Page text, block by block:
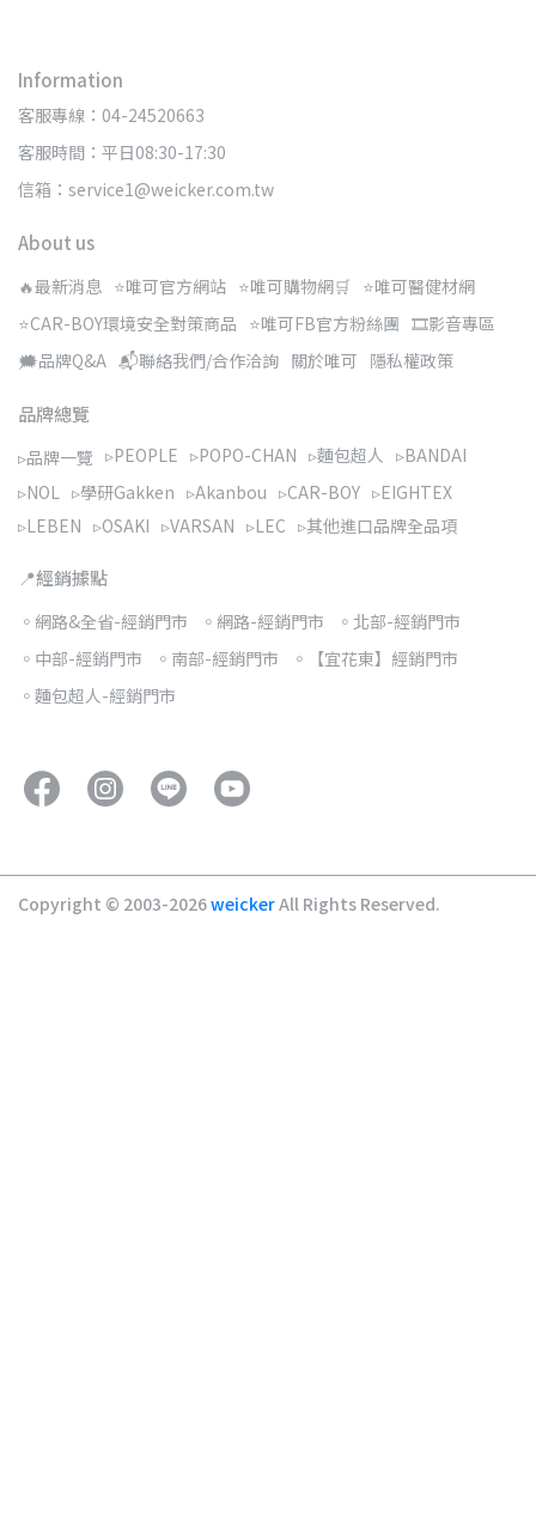
Information
客服專線：04-24520663
客服時間：平日08:30-17:30
信箱：service1@weicker.com.tw
About us
🔥最新消息 ⭐唯可官方網站 ⭐唯可購物網🛒 ⭐唯可醫健材網
⭐CAR-BOY環境安全對策商品 ⭐唯可FB官方粉絲團 🎞️影音專區
🗯️品牌Q&A 📬聯絡我們/合作洽詢 關於唯可 隱私權政策
品牌總覽
▹品牌一覽 ▹PEOPLE ▹POPO-CHAN ▹麵包超人 ▹BANDAI
▹NOL ▹學研Gakken ▹Akanbou ▹CAR-BOY ▹EIGHTEX
▹LEBEN ▹OSAKI ▹VARSAN ▹LEC ▹其他進口品牌全品項
📍經銷據點
◦網路&全省-經銷門市 ◦網路-經銷門市
◦北部-經銷門市
◦中部-經銷門市
◦南部-經銷門市
◦【宜花東】經銷門市
◦麵包超人-經銷門市
Copyright © 2003-2026weickerAll Rights Reserved.